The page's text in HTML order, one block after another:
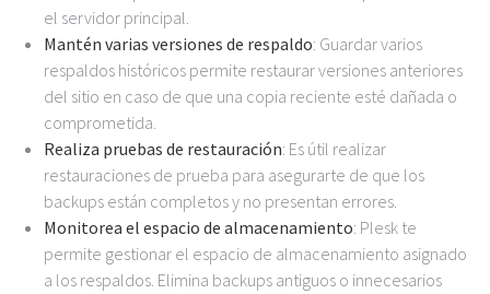
el servidor principal.
Mantén varias versiones de respaldo: Guardar varios
respaldos históricos permite restaurar versiones anteriores
del sitio en caso de que una copia reciente esté dañada o
comprometida.
Realiza pruebas de restauración: Es útil realizar
restauraciones de prueba para asegurarte de que los
backups están completos y no presentan errores.
Monitorea el espacio de almacenamiento: Plesk te
permite gestionar el espacio de almacenamiento asignado
a los respaldos. Elimina backups antiguos o innecesarios